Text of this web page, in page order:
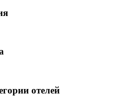
отелей